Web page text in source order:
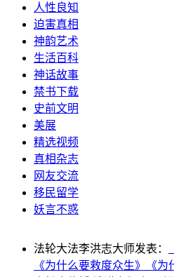
人性良知
迫害真相
神韵艺术
生活百科
神话故事
禁书下载
史前文明
美展
精选视频
真相杂志
网友交流
移民留学
妖言不惑
法轮大法李洪志大师发表：
《为什么要救度众生》
《